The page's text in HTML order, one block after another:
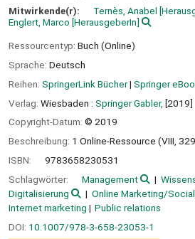
Mitwirkende(r): Ternès, Anabel
Englert, Marco [HerausgeberIn]
Ressourcentyp: Buch (Online)
Sprache: Deutsch
Reihen: SpringerLink Bücher| Springer
Verlag: Wiesbaden : Springer Gabler, [2019]
Copyright-Datum: © 2019
Beschreibung: 1 Online-Ressource (VIII,
ISBN:
9783658230531
Schlagwörter:
Management
Digitalisierung
Online Marketing/
Internet marketing
Public relations
DOI: 10.1007/978-3-658-23053-1